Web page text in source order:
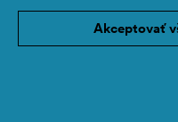
Akceptovať